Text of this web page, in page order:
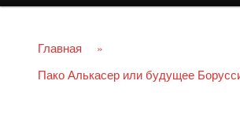
к
Главная »
Пако Алькасер или будущее